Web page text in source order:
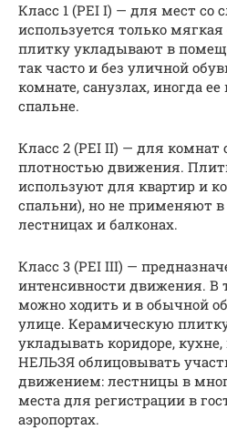
Класс 1 (PEI I) — для мест
используется только
плитку укладывают в
так часто и без уличной
комнате, санузлах, иногда
спальне.
Класс 2 (PEI II) — для комнат
плотностью движения.
используют для квартир и
спальни), но не применяют
лестницах и балконах.
Класс 3 (PEI III) —
интенсивности движения. В
можно ходить и в обычной
улице. Керамическую
укладывать коридоре,
НЕЛЬЗЯ облицовывать
движением: лестницы в
места для регистрации в
аэропортах.